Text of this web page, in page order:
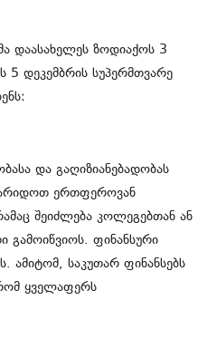
დაასახელეს ზოდიაქოს 3
დეკემბრის სუპერმთვარე
და გაღიზიანებადობას
ერთფეროვან
შეიძლება კოლეგებთან ან
გამოიწვიოს. ფინანსური
ამიტომ, საკუთარ ფინანსებს
ყველაფერს